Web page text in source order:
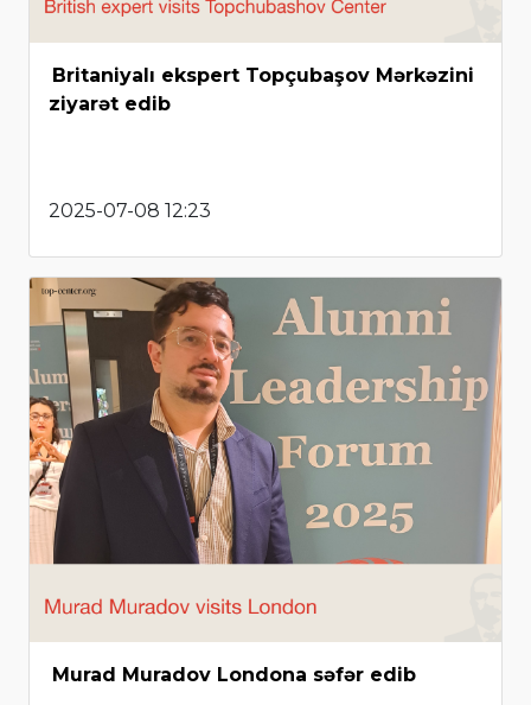
Britaniyalı ekspert Topçubaşov Mərkəzini
ziyarət edib
2025-07-08 12:23
Murad Muradov Londona səfər edib